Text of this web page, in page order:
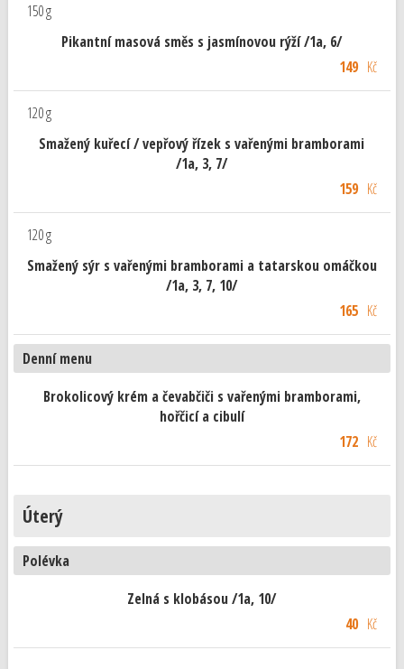
150 g
Pikantní masová směs s jasmínovou rýží /1a, 6/
149Kč
120 g
Smažený kuřecí / vepřový řízek s vařenými bramborami
/1a, 3, 7/
159Kč
120 g
Smažený sýr s vařenými bramborami a tatarskou omáčkou
/1a, 3, 7, 10/
165Kč
Denní menu
Brokolicový krém a čevabčiči s vařenými bramborami,
hořčicí a cibulí
172Kč
Úterý
Polévka
Zelná s klobásou /1a, 10/
40Kč